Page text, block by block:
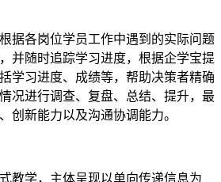
据各岗位学员工作中遇到的实际问题
并随时追踪学习进度，根据企学宝提
学习进度、成绩等，帮助决策者精确
况进行调查、复盘、总结、提升，最
创新能力以及沟通协调能力。
教学，主体呈现以单向传递信息为